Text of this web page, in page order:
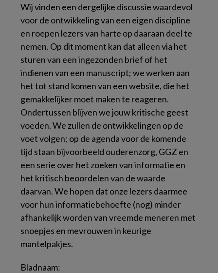
Wij vinden een dergelijke discussie waardevol
voor de ontwikkeling van een eigen discipline
en roepen lezers van harte op daaraan deel te
nemen. Op dit moment kan dat alleen via het
sturen van een ingezonden brief of het
indienen van een manuscript; we werken aan
het tot stand komen van een website, die het
gemakkelijker moet maken te reageren.
Ondertussen blijven we jouw kritische geest
voeden. We zullen de ontwikkelingen op de
voet volgen; op de agenda voor de komende
tijd staan bijvoorbeeld ouderenzorg, GGZ en
een serie over het zoeken van informatie en
het kritisch beoordelen van de waarde
daarvan. We hopen dat onze lezers daarmee
voor hun informatiebehoefte (nog) minder
afhankelijk worden van vreemde meneren met
snoepjes en mevrouwen in keurige
mantelpakjes.
Bladnaam: